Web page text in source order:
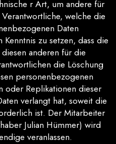
r Art, um andere für
welche die
Daten
zu setzen, dass die
anderen für die
die Löschung
personenbezogenen
oder Replikationen dieser
verlangt hat, soweit die
ist. Der Mitarbeiter
Julian Hümmer) wird
veranlassen.